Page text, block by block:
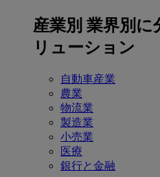
産業別 業界別に
リューション
自動車産業
農業
物流業
製造業
小売業
医療
銀行と金融